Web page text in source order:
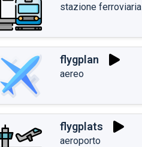
stazione ferroviaria
flygplan
aereo
flygplats
aeroporto